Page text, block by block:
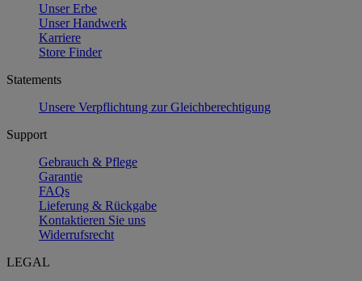
Unser Erbe
Unser Handwerk
Karriere
Store Finder
Statements
Unsere Verpflichtung zur Gleichberechtigung
Support
Gebrauch & Pflege
Garantie
FAQs
Lieferung & Rückgabe
Kontaktieren Sie uns
Widerrufsrecht
LEGAL